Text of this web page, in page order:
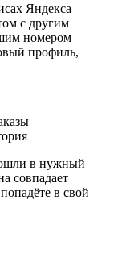
Яндекса
с другим
номером
профиль,
в нужный
совпадает
в свой